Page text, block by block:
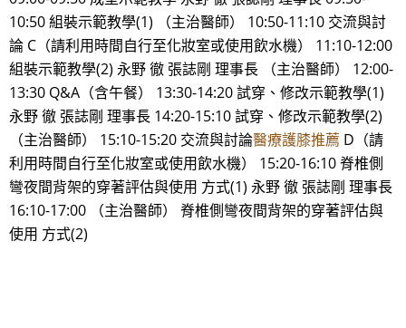
10:50 組裝示範教學(1) （主治醫師） 10:50-11:10 交流與討
論 C（請利用時間自行至化妝室或使用飲水機） 11:10-12:00
組裝示範教學(2) 永野 徹 張誌剛 理事長 （主治醫師） 12:00-
13:30 Q&A（含午餐） 13:30-14:20 試穿、修改示範教學(1)
永野 徹 張誌剛 理事長 14:20-15:10 試穿、修改示範教學(2)
（主治醫師） 15:10-15:20 交流與討論醫療護膝推薦 D（請
利用時間自行至化妝室或使用飲水機） 15:20-16:10 脊椎側
彎夜間背架的穿著評估與使用 方式(1) 永野 徹 張誌剛 理事長
16:10-17:00 （主治醫師） 脊椎側彎夜間背架的穿著評估與
使用 方式(2)